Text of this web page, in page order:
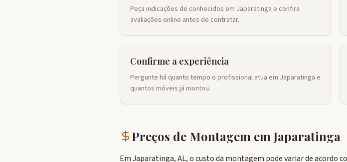
Peça indicações de conhecidos em Japaratinga e confira
avaliações online antes de contratar.
Confirme a experiência
Pergunte há quanto tempo o profissional atua em Japaratinga e
quantos móveis já montou.
Preços de Montagem em Japaratinga
Em Japaratinga, AL, o custo da montagem pode variar de acordo